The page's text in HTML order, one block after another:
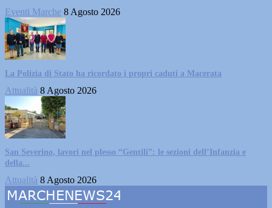
Eventi Marche 8 Agosto 2026
La Polizia di Stato ha ricordato i propri caduti a Macerata
Attualità 8 Agosto 2026
San Severino, lavori nel plesso “Gentili”: le sezioni dell’Infanzia e
della...
Attualità 8 Agosto 2026